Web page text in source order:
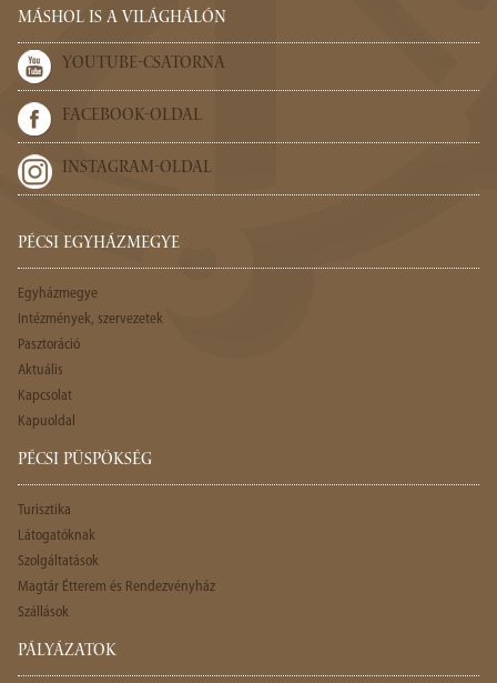
MÁSHOL IS A VILÁGHÁLÓN
YOUTUBE-CSATORNA
FACEBOOK-OLDAL
INSTAGRAM-OLDAL
PÉCSI EGYHÁZMEGYE
Egyházmegye
Intézmények, szervezetek
Pasztoráció
Aktuális
Kapcsolat
Kapuoldal
PÉCSI PÜSPÖKSÉG
Turisztika
Látogatóknak
Szolgáltatások
Magtár Étterem és Rendezvényház
Szállások
PÁLYÁZATOK